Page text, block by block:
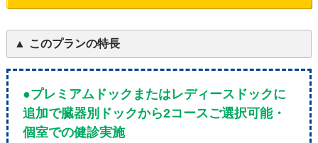
このプランの特長
●プレミアムドックまたはレディースドックに
追加で臓器別ドックから2コースご選択可能・
個室での健診実施